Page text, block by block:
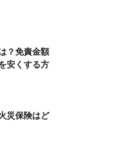
？免責金額
安くする方
災保険はど